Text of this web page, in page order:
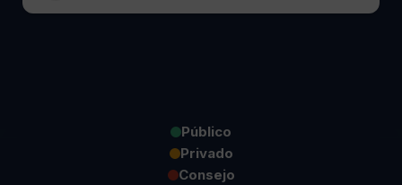
Público
Privado
Consejo